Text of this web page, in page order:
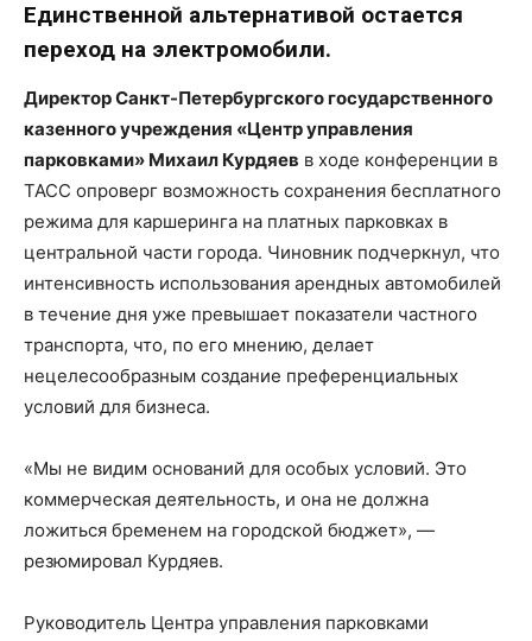
Единственной альтернативой остается
переход на электромобили.
Директор Санкт-Петербургского государственного
казенного учреждения «Центр управления
парковками» Михаил Курдяев в ходе конференции в
ТАСС опроверг возможность сохранения бесплатного
режима для каршеринга на платных парковках в
центральной части города. Чиновник подчеркнул, что
интенсивность использования арендных автомобилей
в течение дня уже превышает показатели частного
транспорта, что, по его мнению, делает
нецелесообразным создание преференциальных
условий для бизнеса.
«Мы не видим оснований для особых условий. Это
коммерческая деятельность, и она не должна
ложиться бременем на городской бюджет», —
резюмировал Курдяев.
Руководитель Центра управления парковками